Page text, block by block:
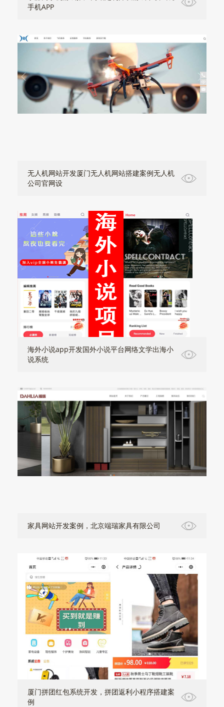
手机APP
无人机网站开发厦门无人机网站搭建案例无人机
公司官网设
海外小说app开发国外小说平台网络文学出海小
说系统
家具网站开发案例，北京端瑞家具有限公司
厦门拼团红包系统开发，拼团返利小程序搭建案
例